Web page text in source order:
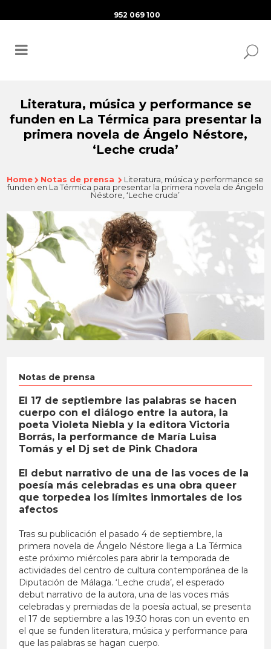
952 069 100
Literatura, música y performance se
funden en La Térmica para presentar la
primera novela de Ángelo Néstore,
‘Leche cruda’
Home Notas de prensa
Literatura, música y performance se
funden en La Térmica para presentar la primera novela de Ángelo
Néstore, ‘Leche cruda’
Notas de prensa
El 17 de septiembre las palabras se hacen
cuerpo con el diálogo entre la autora, la
poeta Violeta Niebla y la editora Victoria
Borrás, la performance de María Luisa
Tomás y el Dj set de Pink Chadora
El debut narrativo de una de las voces de la
poesía más celebradas es una obra queer
que torpedea los límites inmortales de los
afectos
Tras su publicación el pasado 4 de septiembre, la
primera novela de Ángelo Néstore llega a La Térmica
este próximo miércoles para abrir la temporada de
actividades del centro de cultura contemporánea de la
Diputación de Málaga. ‘Leche cruda’, el esperado
debut narrativo de la autora, una de las voces más
celebradas y premiadas de la poesía actual, se presenta
el 17 de septiembre a las 19:30 horas con un evento en
el que se funden literatura, música y performance para
que las palabras se hagan cuerpo.